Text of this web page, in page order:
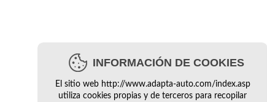
INFORMACIÓN DE COOKIES
El sitio web http://www.adapta-auto.com/index.asp
utiliza cookies propias y de terceros para recopilar